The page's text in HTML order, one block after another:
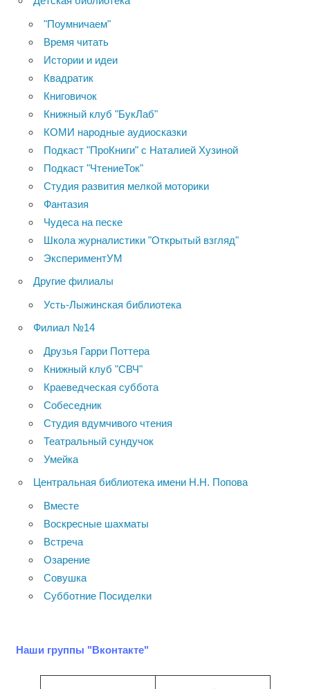
"Поумничаем"
Время читать
Истории и идеи
Квадратик
Книговичок
Книжный клуб "БукЛаб"
КОМИ народные аудиосказки
Подкаст "ПроКниги" с Наталией Хузиной
Подкаст "ЧтениеТок"
Студия развития мелкой моторики
Фантазия
Чудеса на песке
Школа журналистики "Открытый взгляд"
ЭкспериментУМ
Другие филиалы
Усть-Лыжинская библиотека
Филиал №14
Друзья Гарри Поттера
Книжный клуб "СВЧ"
Краеведческая суббота
Собеседник
Студия вдумчивого чтения
Театральный сундучок
Умейка
Центральная библиотека имени Н.Н. Попова
Вместе
Воскресные шахматы
Встреча
Озарение
Совушка
Субботние Посиделки
Наши группы "Вконтакте"